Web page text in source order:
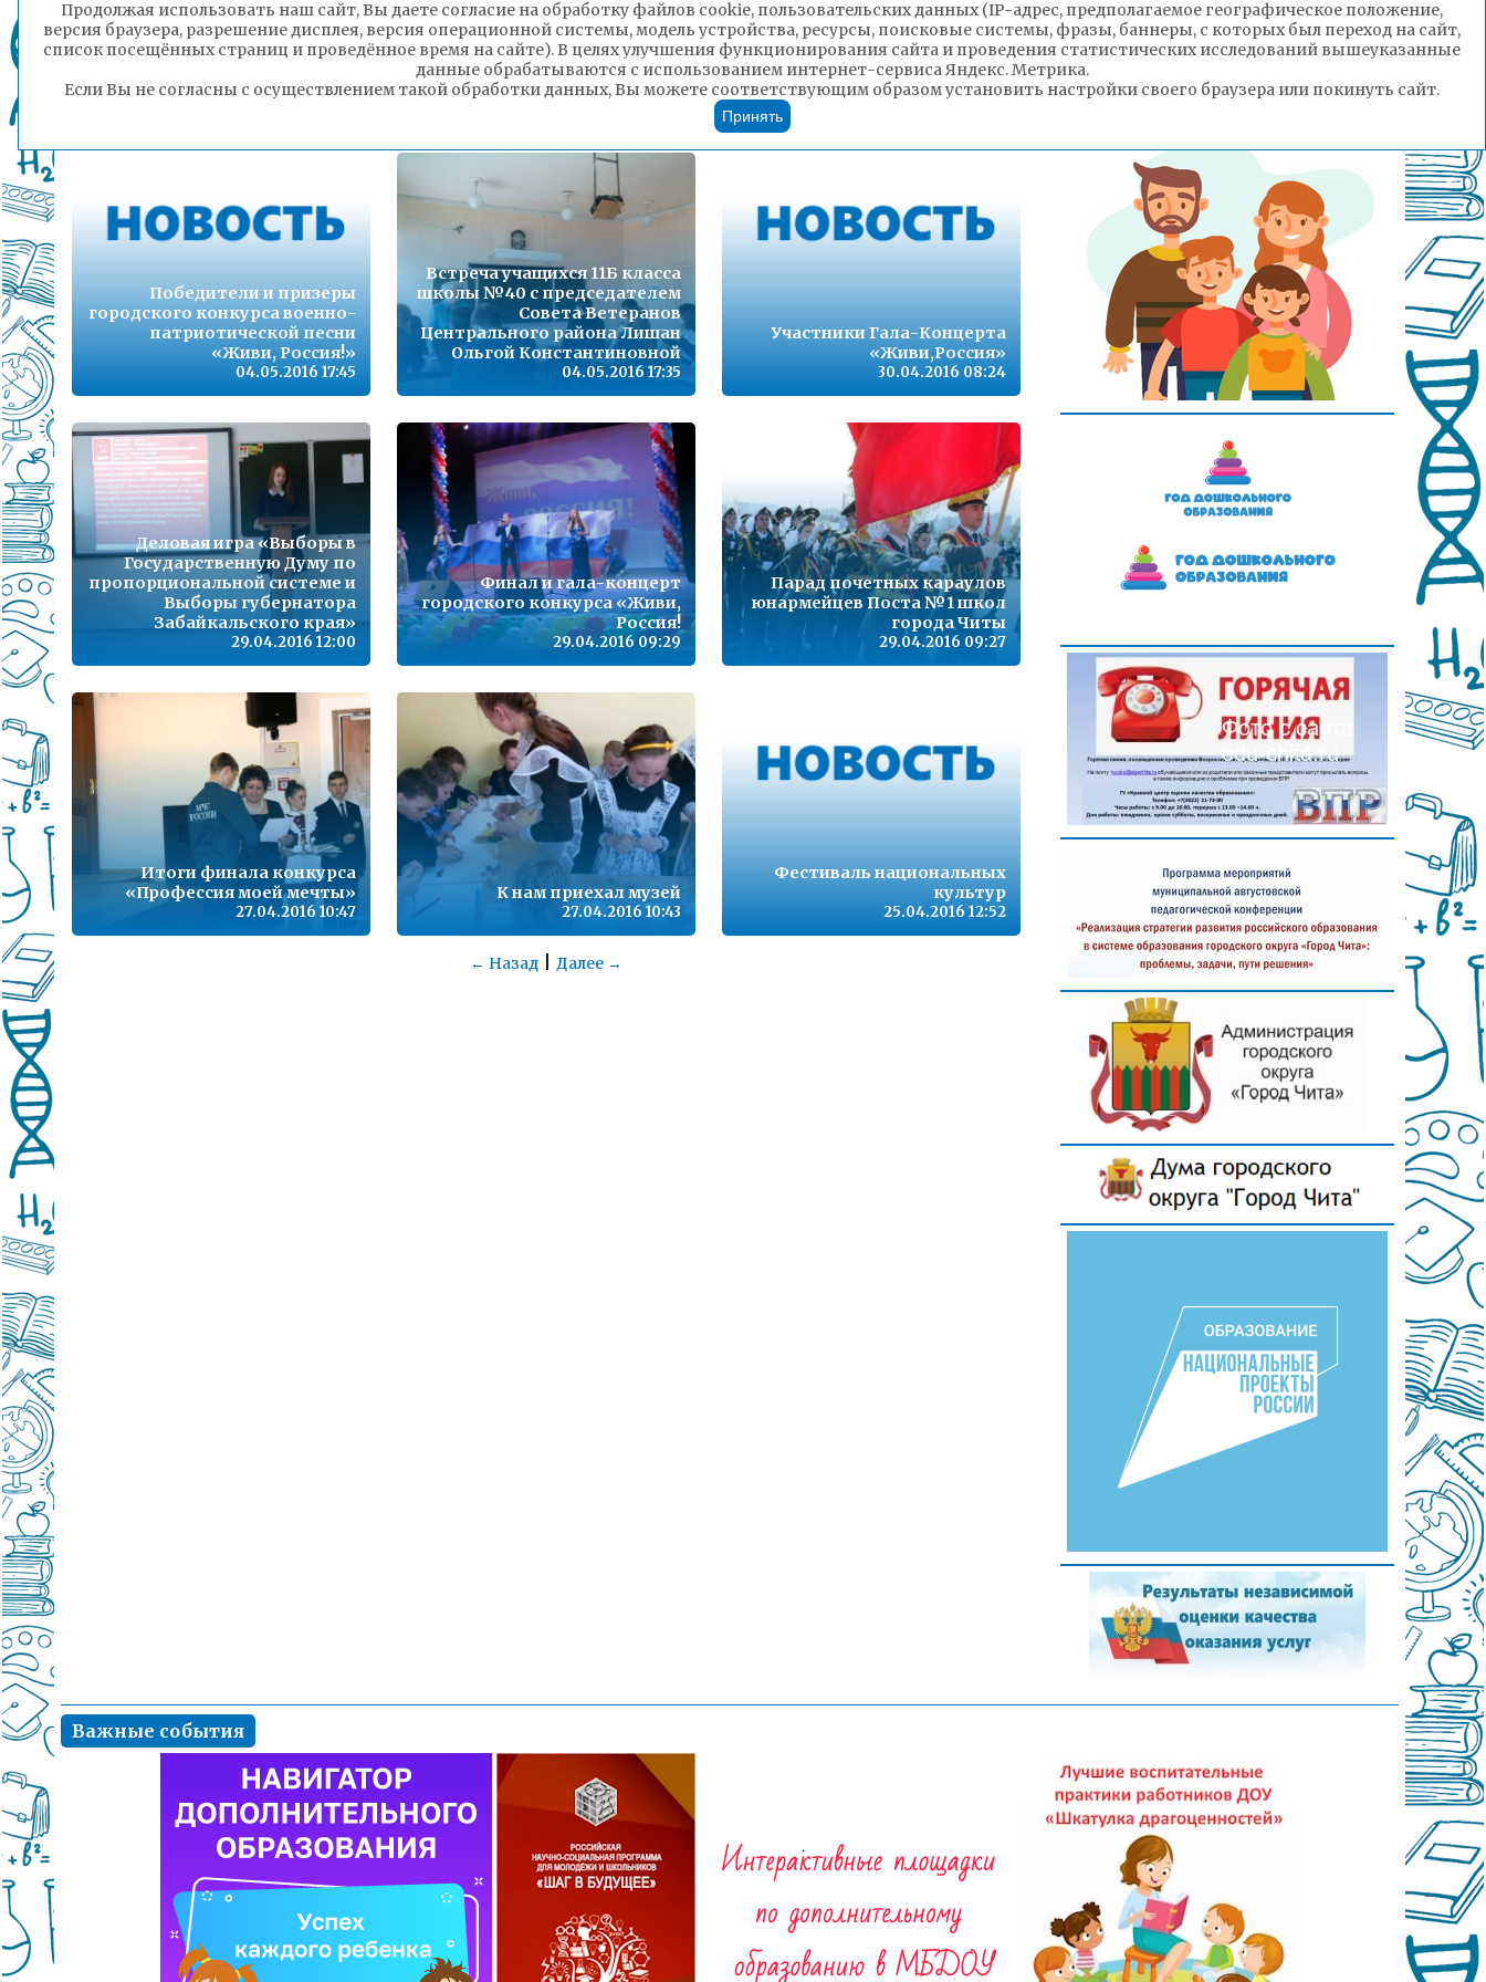
Линейки в честь 9 мая
10.05.2016 15:47
Концерт для ветеранов
10.05.2016 15:42
Почетных караулов школ г.
Читы за 2015-2016 учебный
год. Награждение лучших
юнармейцев Поста №1
10.05.2016 13:23
Победители и призеры
городского конкурса военно-
патриотической песни
«Живи, Россия!»
04.05.2016 17:45
Встреча учащихся 11Б класса
школы №40 с председателем
Совета Ветеранов
Центрального района Лишан
Ольгой Константиновной
04.05.2016 17:35
Участники Гала-Концерта
«Живи,Россия»
30.04.2016 08:24
Деловая игра «Выборы в
Государственную Думу по
пропорциональной системе и
Выборы губернатора
Забайкальского края»
29.04.2016 12:00
Финал и гала-концерт
городского конкурса «Живи,
Россия!
29.04.2016 09:29
Парад почетных караулов
юнармейцев Поста №1 школ
города Читы
29.04.2016 09:27
Итоги финала конкурса
«Профессия моей мечты»
27.04.2016 10:47
К нам приехал музей
27.04.2016 10:43
Фестиваль национальных
культур
25.04.2016 12:52
← Назад Далее →
Важные события
Продолжая использовать наш сайт, Вы даете согласие на обработку файлов cookie, пользовательских данных (IP-адрес, предполагаемое географическое положение,
версия браузера, разрешение дисплея, версия операционной системы, модель устройства, ресурсы, поисковые системы, фразы, баннеры, с которых был переход на сайт,
список посещённых страниц и проведённое время на сайте). В целях улучшения функционирования сайта и проведения статистических исследований вышеуказанные
данные обрабатываются с использованием интернет-сервиса Яндекс. Метрика.
Если Вы не согласны с осуществлением такой обработки данных, Вы можете соответствующим образом установить настройки своего браузера или покинуть сайт.
Принять